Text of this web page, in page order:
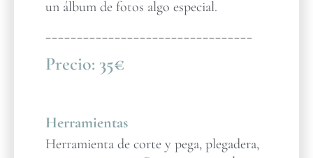
un álbum de fotos algo especial.
_________________________________
Precio: 35€
Herramientas
Herramienta de corte y pega, plegadera,